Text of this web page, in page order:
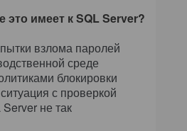
это имеет к SQL Server?
взлома паролей
среде
блокировки
с проверкой
не так